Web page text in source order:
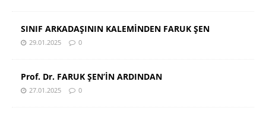
SINIF ARKADAŞININ KALEMİNDEN FARUK ŞEN
29.01.2025 0
Prof. Dr. FARUK ŞEN’İN ARDINDAN
27.01.2025 0